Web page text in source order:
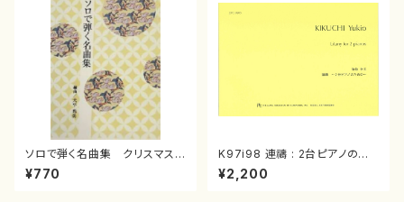
ソロで弾く名曲集 クリスマス・
イブ／恋人がサンタクロース(
箏独奏 /大平光美 編曲/楽
¥770
K97i98 連禱 : 2台ピアノのた
めの（2 Pianos / 菊池 幸夫 /
楽譜）
¥2,200